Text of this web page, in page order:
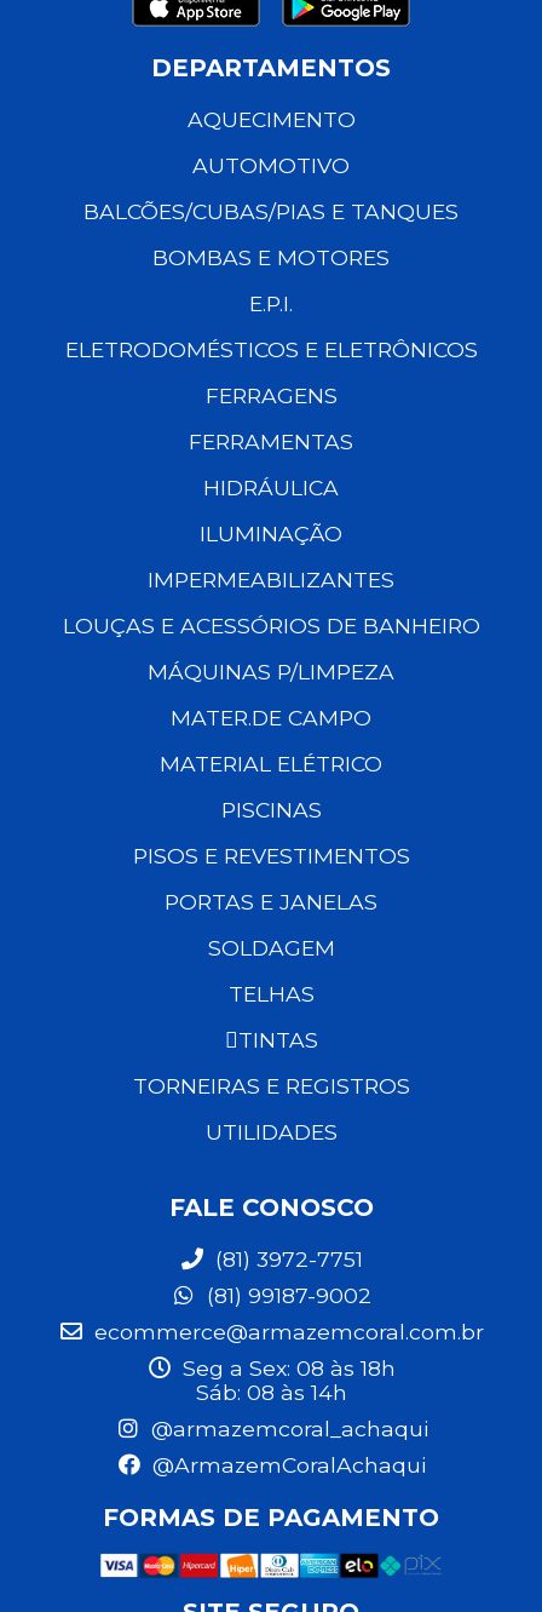
DEPARTAMENTOS
AQUECIMENTO
AUTOMOTIVO
BALCÕES/CUBAS/PIAS E TANQUES
BOMBAS E MOTORES
E.P.I.
ELETRODOMÉSTICOS E ELETRÔNICOS
FERRAGENS
FERRAMENTAS
HIDRÁULICA
ILUMINAÇÃO
IMPERMEABILIZANTES
LOUÇAS E ACESSÓRIOS DE BANHEIRO
MÁQUINAS P/LIMPEZA
MATER.DE CAMPO
MATERIAL ELÉTRICO
PISCINAS
PISOS E REVESTIMENTOS
PORTAS E JANELAS
SOLDAGEM
TELHAS
TINTAS
TORNEIRAS E REGISTROS
UTILIDADES
FALE CONOSCO
(81) 3972-7751
(81) 99187-9002
ecommerce@armazemcoral.com.br
Seg a Sex: 08 às 18h
Sáb: 08 às 14h
@armazemcoral_achaqui
@ArmazemCoralAchaqui
FORMAS DE PAGAMENTO